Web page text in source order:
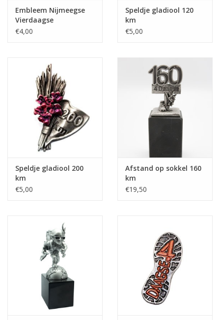
Embleem Nijmeegse
Vierdaagse
€4,00
Speldje gladiool 120
km
€5,00
Speldje gladiool 200
km
€5,00
Afstand op sokkel 160
km
€19,50